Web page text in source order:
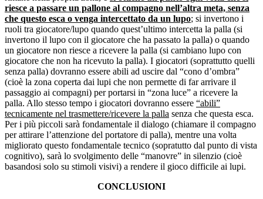
riesce a passare un pallone al compagno nell’altra meta, senza
che questo esca o venga intercettato da un lupo; si invertono i
ruoli tra giocatore/lupo quando quest’ultimo intercetta la palla (si
invertono il lupo con il giocatore che ha passato la palla) o quando
un giocatore non riesce a ricevere la palla (si cambiano lupo con
giocatore che non ha ricevuto la palla). I giocatori (soprattutto quelli
senza palla) dovranno essere abili ad uscire dal “cono d’ombra”
(cioè la zona coperta dai lupi che non permette di far arrivare il
passaggio ai compagni) per portarsi in “zona luce” a ricevere la
palla. Allo stesso tempo i giocatori dovranno essere “abili”
tecnicamente nel trasmettere/ricevere la palla senza che questa esca.
Per i più piccoli sarà fondamentale il dialogo (chiamare il compagno
per attirare l’attenzione del portatore di palla), mentre una volta
migliorato questo fondamentale tecnico (sopratutto dal punto di vista
cognitivo), sarà lo svolgimento delle “manovre” in silenzio (cioè
basandosi solo su stimoli visivi) a rendere il gioco difficile ai lupi.
CONCLUSIONI